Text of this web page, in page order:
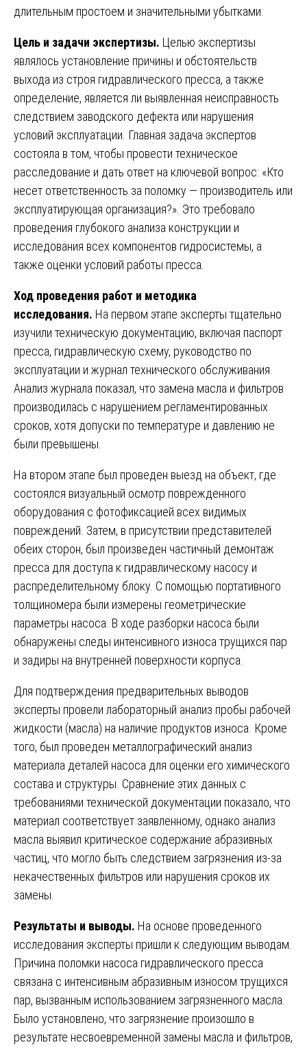
длительным простоем и значительными убытками.
Цель и задачи экспертизы. Целью экспертизы
являлось установление причины и обстоятельств
выхода из строя гидравлического пресса, а также
определение, является ли выявленная неисправность
следствием заводского дефекта или нарушения
условий эксплуатации. Главная задача экспертов
состояла в том, чтобы провести техническое
расследование и дать ответ на ключевой вопрос: «Кто
несет ответственность за поломку — производитель или
эксплуатирующая организация?». Это требовало
проведения глубокого анализа конструкции и
исследования всех компонентов гидросистемы, а
также оценки условий работы пресса.
Ход проведения работ и методика
исследования. На первом этапе эксперты тщательно
изучили техническую документацию, включая паспорт
пресса, гидравлическую схему, руководство по
эксплуатации и журнал технического обслуживания.
Анализ журнала показал, что замена масла и фильтров
производилась с нарушением регламентированных
сроков, хотя допуски по температуре и давлению не
были превышены.
На втором этапе был проведен выезд на объект, где
состоялся визуальный осмотр поврежденного
оборудования с фотофиксацией всех видимых
повреждений. Затем, в присутствии представителей
обеих сторон, был произведен частичный демонтаж
пресса для доступа к гидравлическому насосу и
распределительному блоку. С помощью портативного
толщиномера были измерены геометрические
параметры насоса. В ходе разборки насоса были
обнаружены следы интенсивного износа трущихся пар
и задиры на внутренней поверхности корпуса.
Для подтверждения предварительных выводов
эксперты провели лабораторный анализ пробы рабочей
жидкости (масла) на наличие продуктов износа. Кроме
того, был проведен металлографический анализ
материала деталей насоса для оценки его химического
состава и структуры. Сравнение этих данных с
требованиями технической документации показало, что
материал соответствует заявленному, однако анализ
масла выявил критическое содержание абразивных
частиц, что могло быть следствием загрязнения из-за
некачественных фильтров или нарушения сроков их
замены.
Результаты и выводы. На основе проведенного
исследования эксперты пришли к следующим выводам.
Причина поломки насоса гидравлического пресса
связана с интенсивным абразивным износом трущихся
пар, вызванным использованием загрязненного масла.
Было установлено, что загрязнение произошло в
результате несвоевременной замены масла и фильтров,